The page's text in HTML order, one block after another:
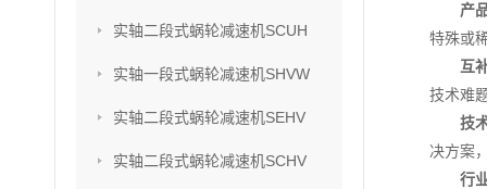
实轴二段式蜗轮减速机SCUH
实轴一段式蜗轮减速机SHVW
实轴二段式蜗轮减速机SEHV
实轴二段式蜗轮减速机SCHV
产
特殊或
互
技术难
技
决方案
行